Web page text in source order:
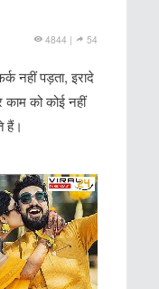
4844 | 54
नहीं पड़ता, इरादे
को कोई नहीं
हैं।